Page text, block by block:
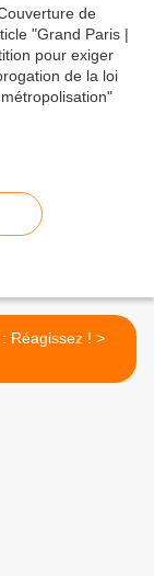
Cadres : Réagissez ! >